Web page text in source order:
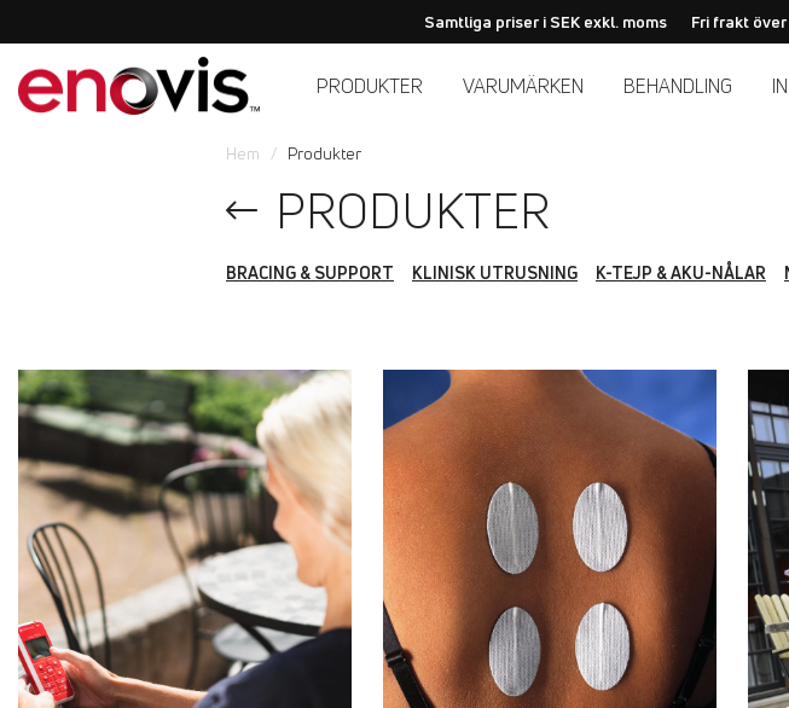
Samtliga priser i SEK exkl. moms Fri frakt
PRODUKTER VARUMÄRKEN BEHANDLING
Hem Produkter
PRODUKTER
BRACING & SUPPORT KLINISK UTRUSNING K-TEJP & AKU-NÅLAR